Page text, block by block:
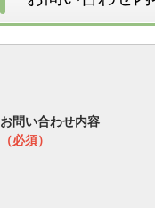
お問い合わせ内容
（必須）